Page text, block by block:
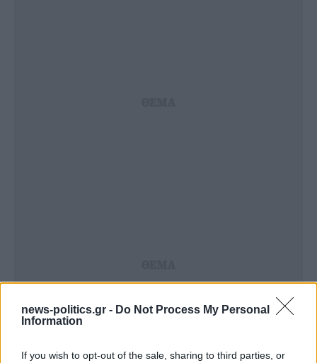
news-politics.gr - Do Not Process My Personal
Information
If you wish to opt-out of the sale, sharing to third parties, or